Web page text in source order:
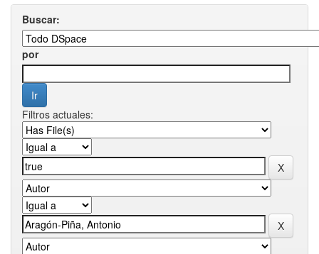
Buscar:
por
Filtros actuales: